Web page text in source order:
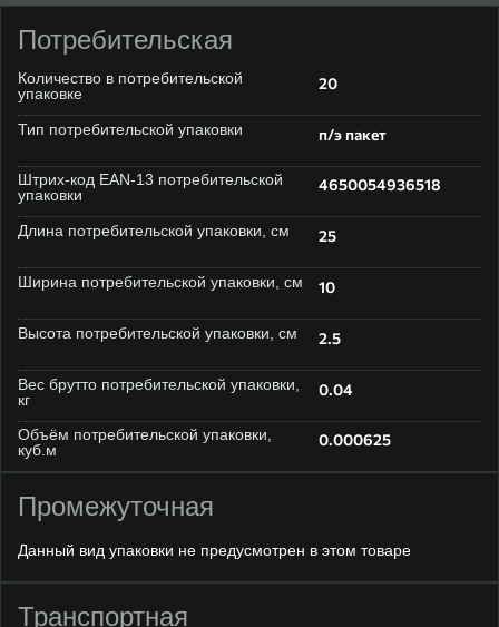
Потребительская
Количество в потребительской
упаковке
20
Тип потребительской упаковки п/э пакет
Штрих-код EAN-13 потребительской
упаковки
4650054936518
Длина потребительской упаковки, см 25
Ширина потребительской упаковки, см 10
Высота потребительской упаковки, см 2.5
Вес брутто потребительской упаковки,
кг
0.04
Объём потребительской упаковки,
куб.м
0.000625
Промежуточная
Данный вид упаковки не предусмотрен в этом товаре
Транспортная